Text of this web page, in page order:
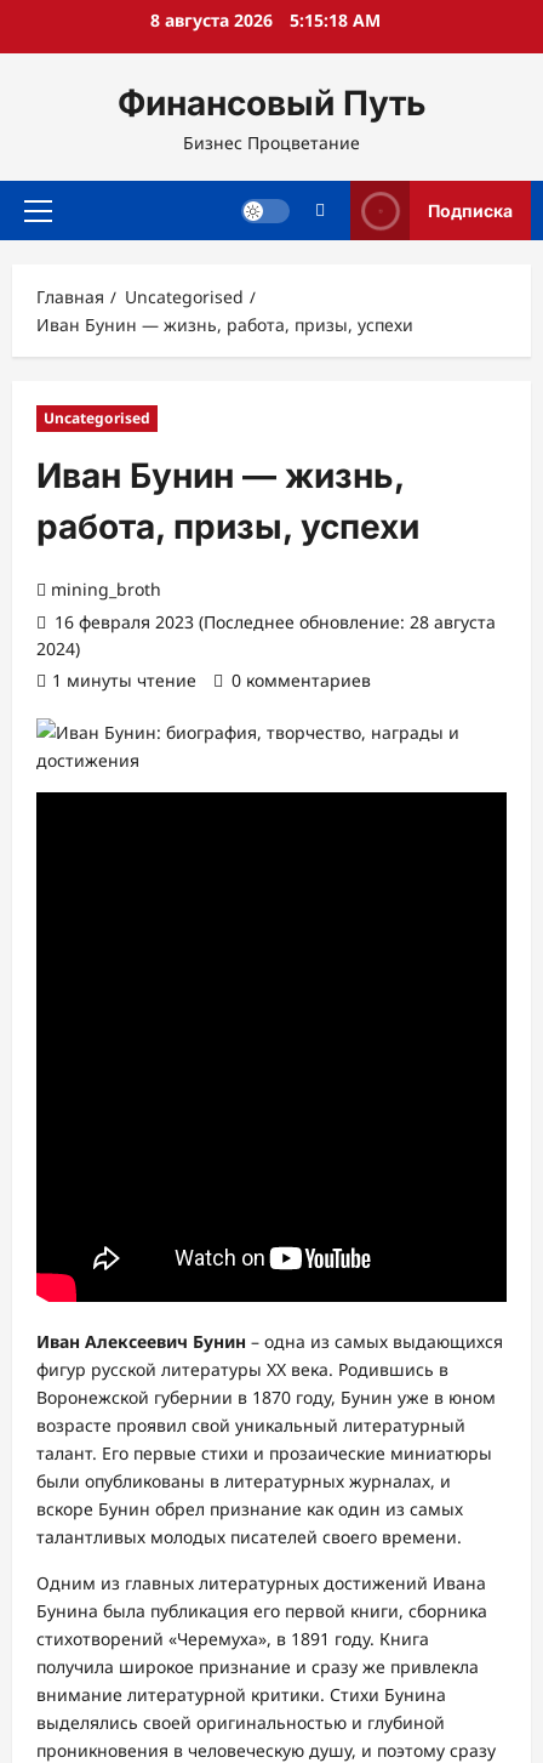
8 августа 2026 5:15:19 AM
Финансовый Путь
Бизнес Процветание
Основное
Подписка
Главная
Uncategorised
Иван Бунин — жизнь, работа, призы, успехи
Uncategorised
Иван Бунин — жизнь,
работа, призы, успехи
mining_broth
16 февраля 2023 (Последнее обновление: 28 августа
2024)
1 минуты чтение
0 комментариев
Иван Алексеевич Бунин – одна из самых выдающихся
фигур русской литературы XX века. Родившись в
Воронежской губернии в 1870 году, Бунин уже в юном
возрасте проявил свой уникальный литературный
талант. Его первые стихи и прозаические миниатюры
были опубликованы в литературных журналах, и
вскоре Бунин обрел признание как один из самых
талантливых молодых писателей своего времени.
Одним из главных литературных достижений Ивана
Бунина была публикация его первой книги, сборника
стихотворений «Черемуха», в 1891 году. Книга
получила широкое признание и сразу же привлекла
внимание литературной критики. Стихи Бунина
выделялись своей оригинальностью и глубиной
проникновения в человеческую душу, и поэтому сразу